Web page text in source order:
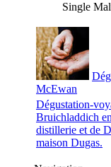
Single
McEwan
Dégustation-
Bruichladdich
distillerie et de
maison Dugas.